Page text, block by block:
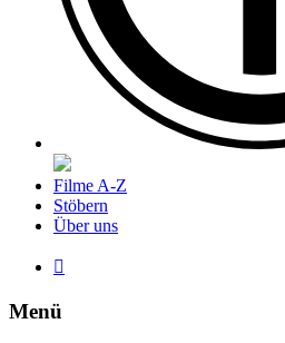
Filme A-Z
Stöbern
Über uns

Menü